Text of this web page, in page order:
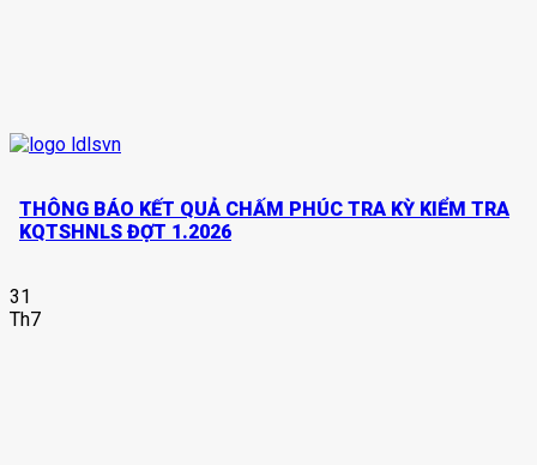
THÔNG BÁO KẾT QUẢ CHẤM PHÚC TRA KỲ KIỂM TRA
KQTSHNLS ĐỢT 1.2026
31
Th7